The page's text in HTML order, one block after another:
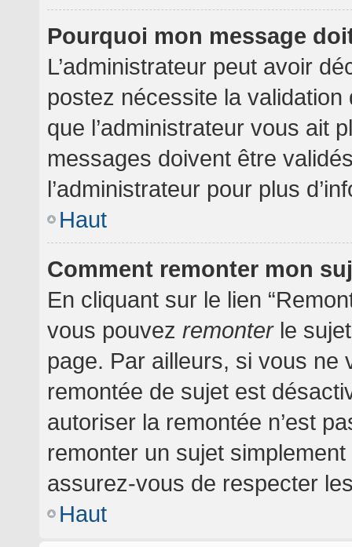
Pourquoi mon message
L’administrateur peut avoir
postez nécessite la
que l’administrateur vous ait
messages doivent être
l’administrateur pour plus
Haut
Comment remonter mon
En cliquant sur le lien
vous pouvez remonterle
page. Par ailleurs, si vous ne
remontée de sujet est
autoriser la remontée n’est
remonter un sujet
assurez-vous de respecter
Haut